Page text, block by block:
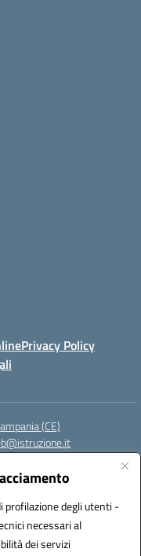
degli utenti -
necessari al
dei servizi
Privacy Policy
(CE)